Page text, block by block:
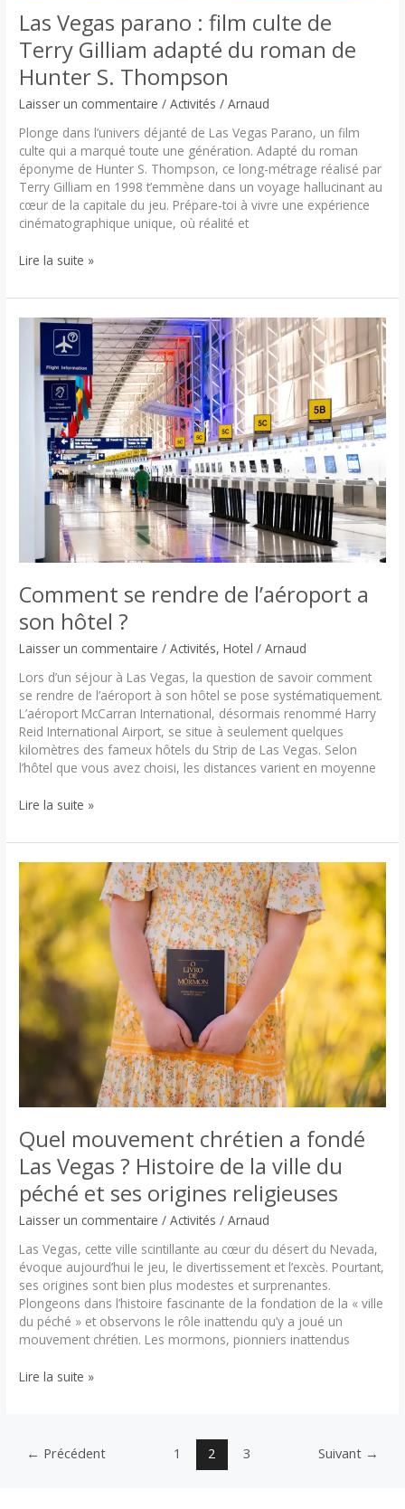
Las Vegas parano : film culte de
Terry Gilliam adapté du roman de
Hunter S. Thompson
Laisser un commentaire /Activités /Arnaud
Plonge dans l’univers déjanté de Las Vegas Parano, un film
culte qui a marqué toute une génération. Adapté du roman
éponyme de Hunter S. Thompson, ce long-métrage réalisé par
Terry Gilliam en 1998 t’emmène dans un voyage hallucinant au
cœur de la capitale du jeu. Prépare-toi à vivre une expérience
cinématographique unique, où réalité et
Las
parano
:
Terry
Gilliam
adapté
roman
Hunter
Thompson
Lire la suite »
Comment se rendre de l’aéroport a
son hôtel ?
Laisser un commentaire /Activités,Hotel /Arnaud
Lors d’un séjour à Las Vegas, la question de savoir comment
se rendre de l’aéroport à son hôtel se pose systématiquement.
L’aéroport McCarran International, désormais renommé Harry
Reid International Airport, se situe à seulement quelques
kilomètres des fameux hôtels du Strip de Las Vegas. Selon
l’hôtel que vous avez choisi, les distances varient en moyenne
Comment
rendre
de
l’aéroport
a
son
hôtel
Lire la suite »
Quel mouvement chrétien a fondé
Las Vegas ? Histoire de la ville du
péché et ses origines religieuses
Laisser un commentaire /Activités /Arnaud
Las Vegas, cette ville scintillante au cœur du désert du Nevada,
évoque aujourd’hui le jeu, le divertissement et l’excès. Pourtant,
ses origines sont bien plus modestes et surprenantes.
Plongeons dans l’histoire fascinante de la fondation de la « ville
du péché » et observons le rôle inattendu qu’y a joué un
mouvement chrétien. Les mormons, pionniers inattendus
Quel
fondé
Lire la suite »
← Précédent 1 2 3 Suivant →